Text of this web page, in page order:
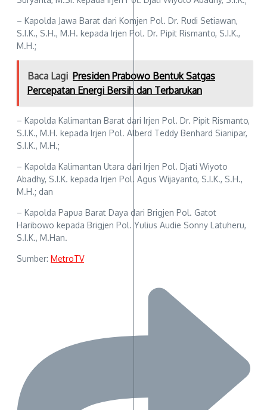
– Kapolda Jawa Barat dari Komjen Pol. Dr. Rudi Setiawan,
S.I.K., S.H., M.H. kepada Irjen Pol. Dr. Pipit Rismanto, S.I.K.,
M.H.;
Baca Lagi Presiden Prabowo Bentuk Satgas
Percepatan Energi Bersih dan Terbarukan
– Kapolda Kalimantan Barat dari Irjen Pol. Dr. Pipit Rismanto,
S.I.K., M.H. kepada Irjen Pol. Alberd Teddy Benhard Sianipar,
S.I.K., M.H.;
– Kapolda Kalimantan Utara dari Irjen Pol. Djati Wiyoto
Abadhy, S.I.K. kepada Irjen Pol. Agus Wijayanto, S.I.K., S.H.,
M.H.; dan
– Kapolda Papua Barat Daya dari Brigjen Pol. Gatot
Haribowo kepada Brigjen Pol. Yulius Audie Sonny Latuheru,
S.I.K., M.Han.
Sumber: MetroTV